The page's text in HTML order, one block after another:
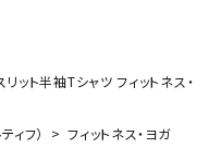
ト半袖Tシャツ フィットネス・
フ）
フィットネス・ヨガ